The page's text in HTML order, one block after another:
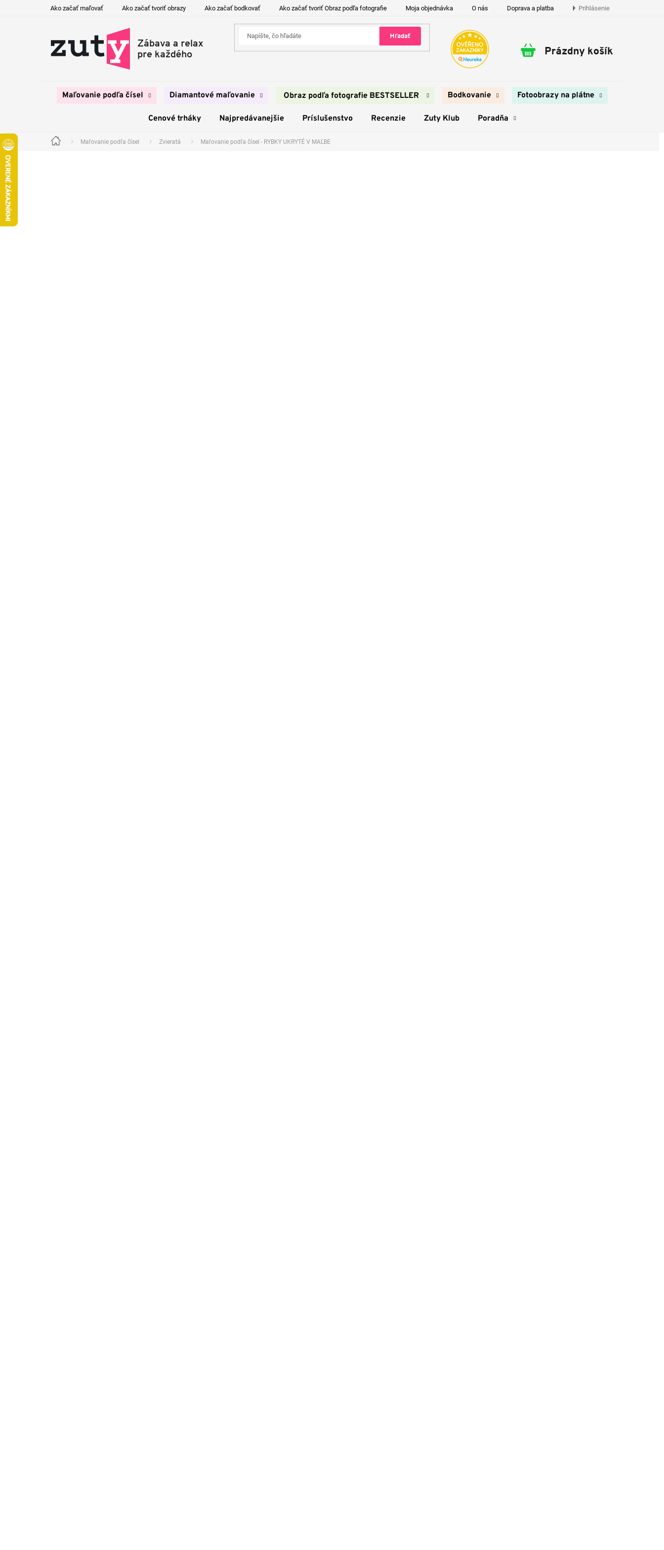
Ako začať maľovať Ako začať tvoriť obrazy Ako začať bodkovať Ako začať tvoriť Obraz podľa fotografie Moja objednávka O nás Doprava a platba Kontakty
Prihlásenie
Hľadať
Nákupný
Prázdny košík
Maľovanie podľa čísel Diamantové maľovanie Obraz podľa fotografie BESTSELLER Bodkovanie Fotoobrazy na plátne
Cenové trháky Najpredávanejšie Príslušenstvo Recenzie Zuty Klub Poradňa
Domov Maľovanie podľa čísel Zvieratá Maľovanie podľa čísel - RYBKY UKRYTÉ V MAĽBE